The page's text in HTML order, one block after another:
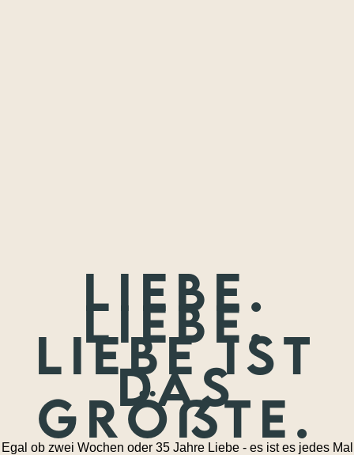
Liebe.
Liebe.
Liebe ist
das
größte.
Egal ob zwei Wochen oder 35 Jahre Liebe - es ist es jedes Mal